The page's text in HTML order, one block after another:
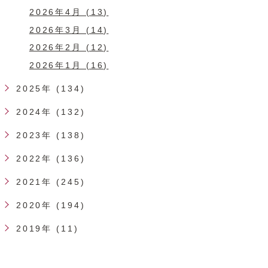
2026年4月 (13)
2026年3月 (14)
2026年2月 (12)
2026年1月 (16)
2025年 (134)
2024年 (132)
2023年 (138)
2022年 (136)
2021年 (245)
2020年 (194)
2019年 (11)